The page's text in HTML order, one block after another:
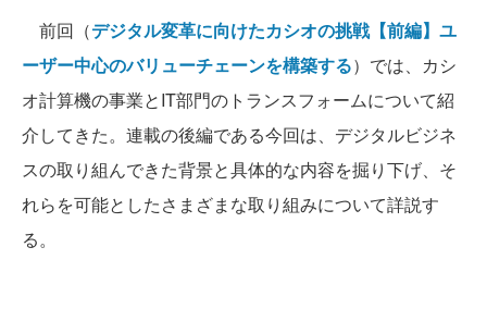
前回（デジタル変革に向けたカシオの挑戦【前編】ユ
ーザー中心のバリューチェーンを構築する）では、カシ
オ計算機の事業とIT部門のトランスフォームについて紹
介してきた。連載の後編である今回は、デジタルビジネ
スの取り組んできた背景と具体的な内容を掘り下げ、そ
れらを可能としたさまざまな取り組みについて詳説す
る。